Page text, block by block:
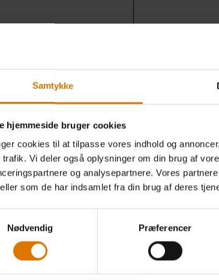
Samtykke
hjemmeside bruger cookies
cookies til at tilpasse vores indhold og
trafik. Vi deler også oplysninger om din brug af
og analysepartnere. Vores
som de har indsamlet fra din brug af deres
Nødvendig
Præferencer
Premium
199,00 DKK
149,25 DKK